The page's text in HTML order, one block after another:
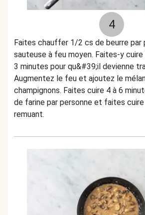
4
Faites chauffer 1/2 cs de beurre par
sauteuse à feu moyen. Faites-y
3 minutes pour qu&#39;il devienne
Augmentez le feu et ajoutez le
champignons. Faites cuire 4 à 6
de farine par personne et faites
remuant.